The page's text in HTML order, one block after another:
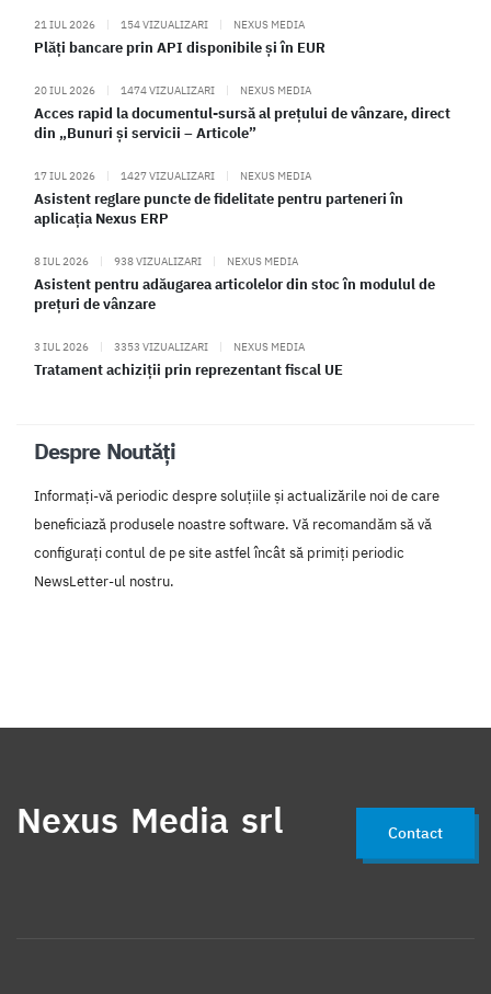
21 IUL 2026 | 154 VIZUALIZARI | NEXUS MEDIA
Plăți bancare prin API disponibile și în EUR
20 IUL 2026 | 1474 VIZUALIZARI | NEXUS MEDIA
Acces rapid la documentul-sursă al prețului de vânzare, direct
din „Bunuri și servicii – Articole”
17 IUL 2026 | 1427 VIZUALIZARI | NEXUS MEDIA
Asistent reglare puncte de fidelitate pentru parteneri în
aplicația Nexus ERP
8 IUL 2026 | 938 VIZUALIZARI | NEXUS MEDIA
Asistent pentru adăugarea articolelor din stoc în modulul de
prețuri de vânzare
3 IUL 2026 | 3353 VIZUALIZARI | NEXUS MEDIA
Tratament achiziții prin reprezentant fiscal UE
Despre Noutăți
Informați-vă periodic despre soluțiile și actualizările noi de care
beneficiază produsele noastre software. Vă recomandăm să vă
configurați contul de pe site astfel încât să primiți periodic
NewsLetter-ul nostru.
Nexus Media srl Contact